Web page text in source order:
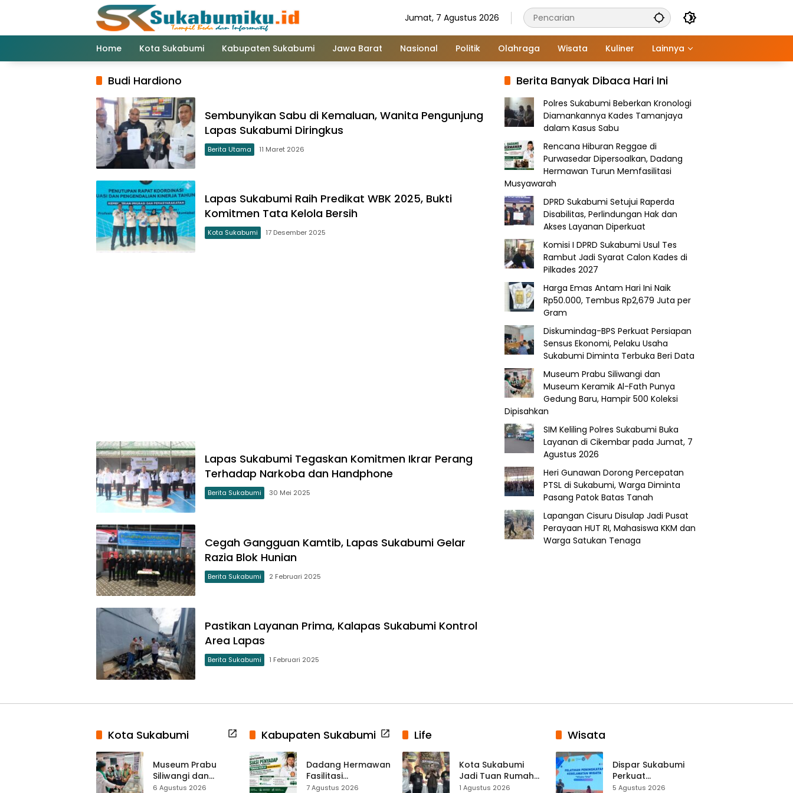
Jumat, 7 Agustus 2026
Home Kota Sukabumi Kabupaten Sukabumi Jawa Barat Nasional Politik Olahraga Wisata Kuliner Lainnya
Budi Hardiono
Sembunyikan Sabu di Kemaluan, Wanita Pengunjung
Lapas Sukabumi Diringkus
Berita Utama 11 Maret 2026
Lapas Sukabumi Raih Predikat WBK 2025, Bukti
Komitmen Tata Kelola Bersih
Kota Sukabumi 17 Desember 2025
Lapas Sukabumi Tegaskan Komitmen Ikrar Perang
Terhadap Narkoba dan Handphone
Berita Sukabumi 30 Mei 2025
Cegah Gangguan Kamtib, Lapas Sukabumi Gelar
Razia Blok Hunian
Berita Sukabumi 2 Februari 2025
Pastikan Layanan Prima, Kalapas Sukabumi Kontrol
Area Lapas
Berita Sukabumi 1 Februari 2025
Berita Banyak Dibaca Hari Ini
Polres Sukabumi Beberkan Kronologi
Diamankannya Kades Tamanjaya
dalam Kasus Sabu
Rencana Hiburan Reggae di
Purwasedar Dipersoalkan, Dadang
Hermawan Turun Memfasilitasi
Musyawarah
DPRD Sukabumi Setujui Raperda
Disabilitas, Perlindungan Hak dan
Akses Layanan Diperkuat
Komisi I DPRD Sukabumi Usul Tes
Rambut Jadi Syarat Calon Kades di
Pilkades 2027
Harga Emas Antam Hari Ini Naik
Rp50.000, Tembus Rp2,679 Juta per
Gram
Diskumindag-BPS Perkuat Persiapan
Sensus Ekonomi, Pelaku Usaha
Sukabumi Diminta Terbuka Beri Data
Museum Prabu Siliwangi dan
Museum Keramik Al-Fath Punya
Gedung Baru, Hampir 500 Koleksi
Dipisahkan
SIM Keliling Polres Sukabumi Buka
Layanan di Cikembar pada Jumat, 7
Agustus 2026
Heri Gunawan Dorong Percepatan
PTSL di Sukabumi, Warga Diminta
Pasang Patok Batas Tanah
Lapangan Cisuru Disulap Jadi Pusat
Perayaan HUT RI, Mahasiswa KKM dan
Warga Satukan Tenaga
Kota Sukabumi
Museum Prabu
Siliwangi dan
Museum Keramik
6 Agustus 2026
Kabupaten Sukabumi
Dadang Hermawan
Fasilitasi
Pembentukan
7 Agustus 2026
Life
Kota Sukabumi
Jadi Tuan Rumah
Kontes Batu Akik
1 Agustus 2026
Wisata
Dispar Sukabumi
Perkuat
Keselamatan
5 Agustus 2026